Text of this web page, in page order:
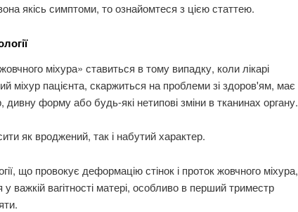
якісь симптоми, то ознайомтеся з цією статтею.
міхура» ставиться в тому випадку, коли лікарі
міхур пацієнта, скаржиться на проблеми зі здоров'ям, має
дивну форму або будь-які нетипові зміни в тканинах органу.
як вроджений, так і набутий характер.
що провокує деформацію стінок і проток жовчного міхура,
важкій вагітності матері, особливо в перший триместр